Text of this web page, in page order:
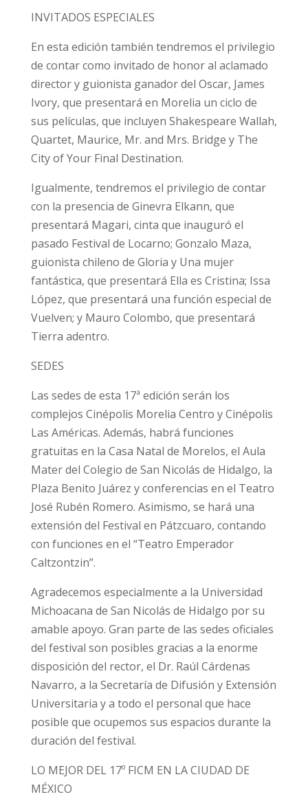
INVITADOS ESPECIALES
En esta edición también tendremos el privilegio
de contar como invitado de honor al aclamado
director y guionista ganador del Oscar, James
Ivory, que presentará en Morelia un ciclo de
sus películas, que incluyen Shakespeare Wallah,
Quartet, Maurice, Mr. and Mrs. Bridge y The
City of Your Final Destination.
Igualmente, tendremos el privilegio de contar
con la presencia de Ginevra Elkann, que
presentará Magari, cinta que inauguró el
pasado Festival de Locarno; Gonzalo Maza,
guionista chileno de Gloria y Una mujer
fantástica, que presentará Ella es Cristina; Issa
López, que presentará una función especial de
Vuelven; y Mauro Colombo, que presentará
Tierra adentro.
SEDES
Las sedes de esta 17ª edición serán los
complejos Cinépolis Morelia Centro y Cinépolis
Las Américas. Además, habrá funciones
gratuitas en la Casa Natal de Morelos, el Aula
Mater del Colegio de San Nicolás de Hidalgo, la
Plaza Benito Juárez y conferencias en el Teatro
José Rubén Romero. Asimismo, se hará una
extensión del Festival en Pátzcuaro, contando
con funciones en el “Teatro Emperador
Caltzontzin”.
Agradecemos especialmente a la Universidad
Michoacana de San Nicolás de Hidalgo por su
amable apoyo. Gran parte de las sedes oficiales
del festival son posibles gracias a la enorme
disposición del rector, el Dr. Raúl Cárdenas
Navarro, a la Secretaría de Difusión y Extensión
Universitaria y a todo el personal que hace
posible que ocupemos sus espacios durante la
duración del festival.
LO MEJOR DEL 17º FICM EN LA CIUDAD DE
MÉXICO